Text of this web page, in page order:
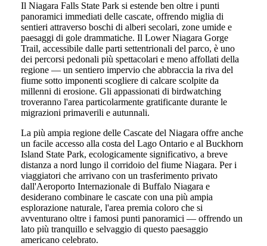
Il Niagara Falls State Park si estende ben oltre i punti
panoramici immediati delle cascate, offrendo miglia di
sentieri attraverso boschi di alberi secolari, zone umide e
paesaggi di gole drammatiche. Il Lower Niagara Gorge
Trail, accessibile dalle parti settentrionali del parco, è uno
dei percorsi pedonali più spettacolari e meno affollati della
regione — un sentiero impervio che abbraccia la riva del
fiume sotto imponenti scogliere di calcare scolpite da
millenni di erosione. Gli appassionati di birdwatching
troveranno l'area particolarmente gratificante durante le
migrazioni primaverili e autunnali.
La più ampia regione delle Cascate del Niagara offre anche
un facile accesso alla costa del Lago Ontario e al Buckhorn
Island State Park, ecologicamente significativo, a breve
distanza a nord lungo il corridoio del fiume Niagara. Per i
viaggiatori che arrivano con un trasferimento privato
dall'Aeroporto Internazionale di Buffalo Niagara e
desiderano combinare le cascate con una più ampia
esplorazione naturale, l'area premia coloro che si
avventurano oltre i famosi punti panoramici — offrendo un
lato più tranquillo e selvaggio di questo paesaggio
americano celebrato.